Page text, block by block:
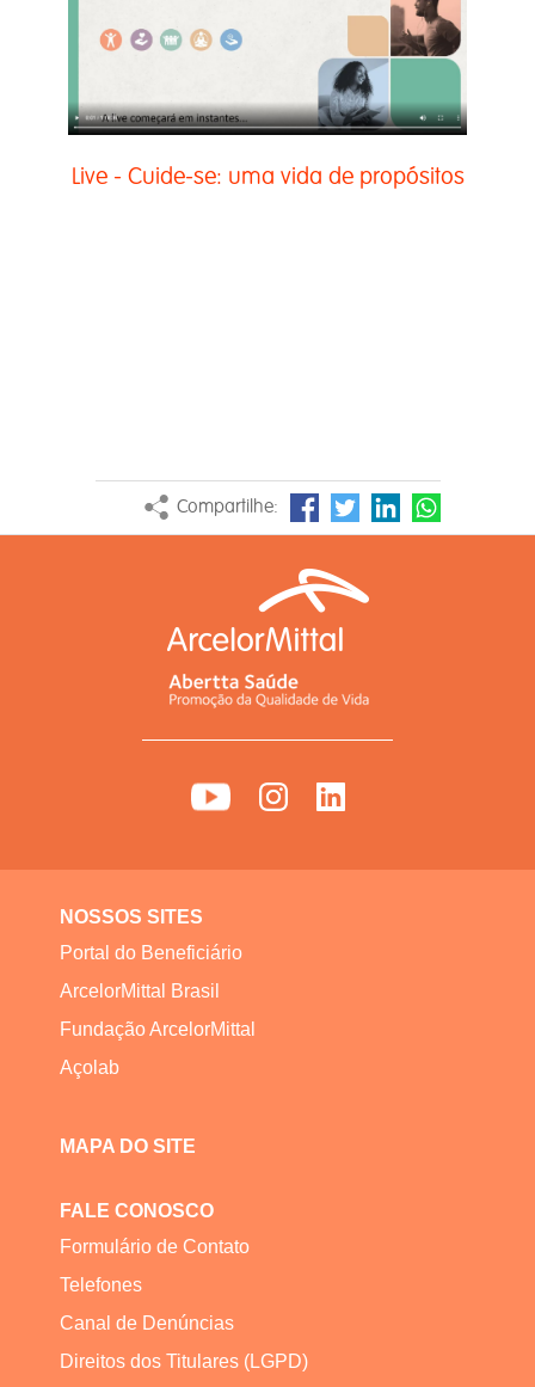
Live - Cuide-se: uma vida de propósitos
Compartilhe:
NOSSOS SITES
Portal do Beneficiário
ArcelorMittal Brasil
Fundação ArcelorMittal
Açolab
MAPA DO SITE
FALE CONOSCO
Formulário de Contato
Telefones
Canal de Denúncias
Direitos dos Titulares (LGPD)